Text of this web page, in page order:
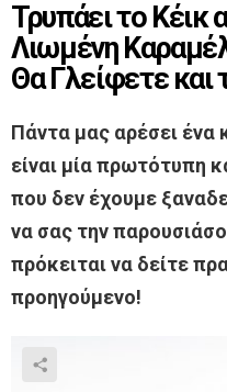
Τρυπάει το Κέικ
Λιωμένη
Θα Γλείφετε και
Πάντα μας αρέσει ένα
είναι μία πρωτότυπη
που δεν έχουμε
να σας την
πρόκειται να δείτε
προηγούμενο!